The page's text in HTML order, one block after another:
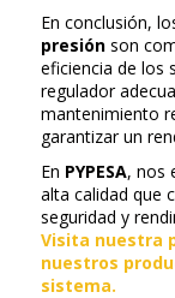
En conclusión,
presión son
eficiencia de los
regulador
mantenimiento
garantizar un
En PYPESA, nos
alta calidad que
seguridad y
Visita nuestra
nuestros
sistema.